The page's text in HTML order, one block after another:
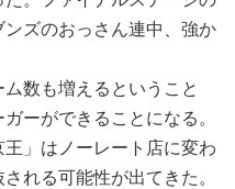
ズのおっさん連中、強か
数も増えるということ
ーができることになる。
」はノーレート店に変わ
れる可能性が出てきた。